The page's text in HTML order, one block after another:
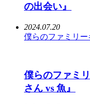
の出会い』
2024.07.20
僕らのファミリ
僕らのファミ
さん vs 魚』